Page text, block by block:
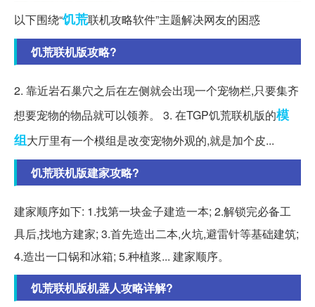
以下围绕“饥荒联机攻略软件”主题解决网友的困惑
饥荒联机版攻略?
2. 靠近岩石巢穴之后在左侧就会出现一个宠物栏,只要集齐
想要宠物的物品就可以领养。 3. 在TGP饥荒联机版的模
组大厅里有一个模组是改变宠物外观的,就是加个皮...
饥荒联机版建家攻略?
建家顺序如下: 1.找第一块金子建造一本; 2.解锁完必备工
具后,找地方建家; 3.首先造出二本,火坑,避雷针等基础建筑;
4.造出一口锅和冰箱; 5.种植浆... 建家顺序。
饥荒联机版机器人攻略详解?